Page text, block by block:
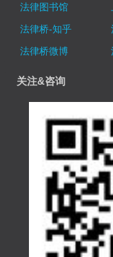
法律图书馆
法律桥-知乎
法律桥微博
关注&咨询